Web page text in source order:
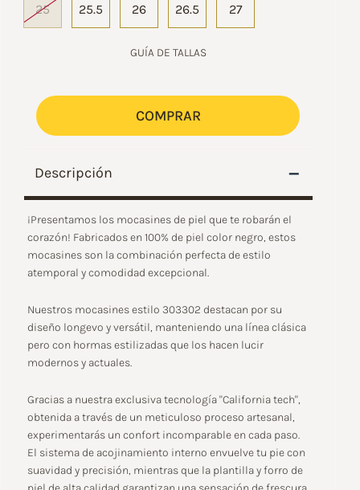
Descripción –
¡Presentamos los mocasines de piel que te robarán el
corazón! Fabricados en 100% de piel color negro, estos
mocasines son la combinación perfecta de estilo
atemporal y comodidad excepcional.
Nuestros mocasines estilo 303302 destacan por su
diseño longevo y versátil, manteniendo una línea clásica
pero con hormas estilizadas que los hacen lucir
modernos y actuales.
Gracias a nuestra exclusiva tecnología "California tech",
obtenida a través de un meticuloso proceso artesanal,
experimentarás un confort incomparable en cada paso.
El sistema de acojinamiento interno envuelve tu pie con
suavidad y precisión, mientras que la plantilla y forro de
25 25.5 26 26.5 27
GUÍA DE TALLAS
COMPRAR